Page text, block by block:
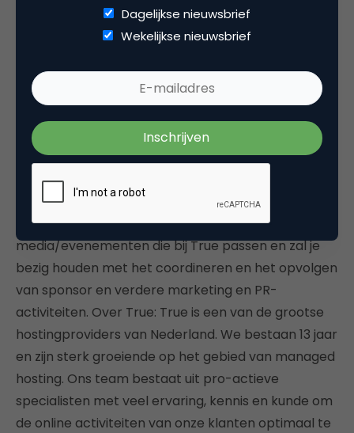
creativiteit en ervaring met Photoshop en HTML.
stagevacature.
Stagaire Sponsoring & Events bij True
sponsoring & events. Tijdens je werkstage zul je een
sponsorplan opstellen en direct meewerken aan
het verbeteren en uitbreiden van de plannen op dit
gebied. Je organiseert meet-ups, onderzoekt
mogelijkheden voor het sponsoren van
media/evenementen die bij True passen en zal je
bezig houden met het coordineren en het opvolgen
van sponsor en verdere marketing en PR-
activiteiten. Over True: True is een van de grootse
hostingproviders van Nederland. We bestaan 13 jaar
en zijn sterk groeiende op het gebied van managed
hosting. Ons team bestaat uit pro-actieve
specialisten met veel ervaring, kennis en kunde om
de online activiteiten van onze klanten optimaal te
Dagelijkse nieuwsbrief
Wekelijkse nieuwsbrief